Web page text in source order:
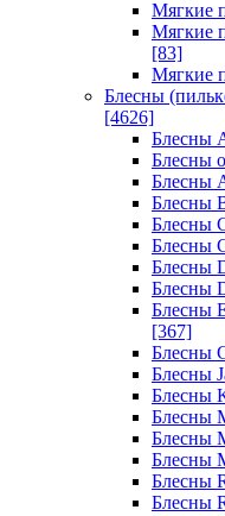
Мягкие
Мягкие
[83]
Мягкие
Блесны
[4626]
Блесны
Блесны
Блесны
Блесны
Блесны
Блесны
Блесны
Блесны
Блесны
[367]
Блесны
Блесны
Блесны
Блесны
Блесны
Блесны
Блесны
Блесны